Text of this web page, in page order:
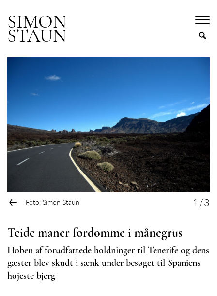
SIMON
STAUN
← Foto: Simon Staun 1 /3
Teide maner fordomme i månegrus
Hoben af forudfattede holdninger til Tenerife og dens
gæster blev skudt i sænk under besøget til Spaniens
højeste bjerg